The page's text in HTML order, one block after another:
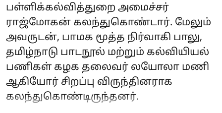
பள்ளிக்கல்வித்துறை அமைச்சர்
ராஜ்மோகன் கலந்துகொண்டார். மேலும்
அவருடன், பாமக மூத்த நிர்வாகி பாலு,
தமிழ்நாடு பாடநூல் மற்றும் கல்வியியல்
பணிகள் கழக தலைவர் லயோலா மணி
ஆகியோர் சிறப்பு விருந்தினராக
கலந்துகொண்டிருந்தனர்.